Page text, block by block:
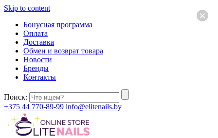
Skip to content
Бонусная программа
Оплата
Доставка
Обмен и возврат товара
Новости
Бренды
Контакты
Поиск:
+375 44 770-89-99 info@elitenails.by
×